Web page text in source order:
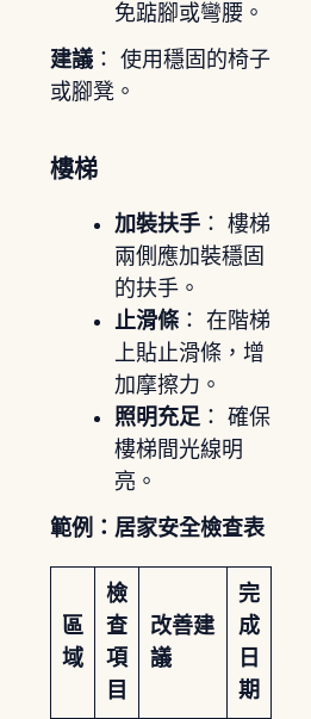
免踮腳或彎腰。
建議： 使用穩固的椅子
或腳凳。
樓梯
加裝扶手： 樓梯
兩側應加裝穩固
的扶手。
止滑條： 在階梯
上貼止滑條，增
加摩擦力。
照明充足： 確保
樓梯間光線明
亮。
範例：居家安全檢查表
區
域
檢
查
項
目
改善建
議
完
成
日
期